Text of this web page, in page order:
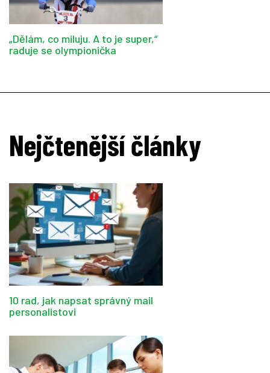
„Dělám, co miluju. A to je super,“
raduje se olympionička
Nejčtenější články
10 rad, jak napsat správný mail
personalistovi